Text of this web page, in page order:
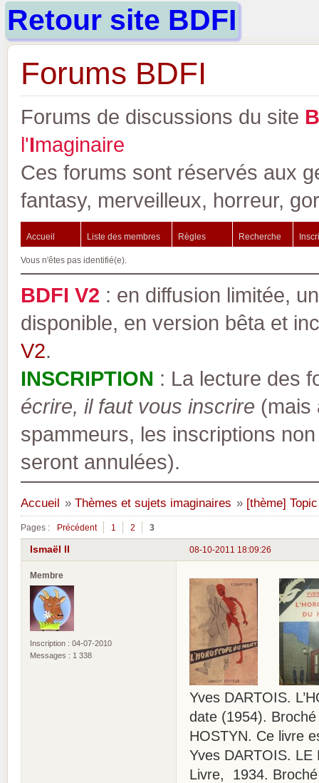
Retour site BDFI
Forums BDFI
Forums de discussions du site B
l'Imaginaire
Ces forums sont réservés aux
fantasy, merveilleux, horreur,
Accueil Liste des membres Règles Recherche
Vous n'êtes pas identifié(e).
BDFI V2 : en diffusion limitée,
disponible, en version bêta et
V2.
INSCRIPTION : La lecture des
écrire, il faut vous inscrire (mais
spammeurs, les inscriptions
seront annulées).
Accueil » Thèmes et sujets imaginaires » [thème]
Pages : Précédent 1 2 3
08-10-2011 18:09:26
Ismaël II
Membre
Inscription : 04-07-2010
Messages : 1 338
Yves DARTOIS.
date (1954).
HOSTYN. Ce livre
Yves DARTOIS. LE
Livre, 1934.